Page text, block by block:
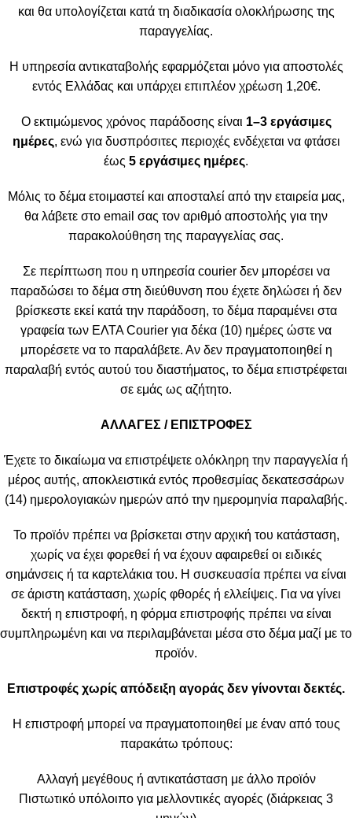
και θα υπολογίζεται κατά τη διαδικασία ολοκλήρωσης της
παραγγελίας.
Η υπηρεσία αντικαταβολής εφαρμόζεται μόνο για αποστολές
εντός Ελλάδας και υπάρχει επιπλέον χρέωση 1,20€.
Ο εκτιμώμενος χρόνος παράδοσης είναι 1–3 εργάσιμες
ημέρες, ενώ για δυσπρόσιτες περιοχές ενδέχεται να φτάσει
έως 5 εργάσιμες ημέρες.
Μόλις το δέμα ετοιμαστεί και αποσταλεί από την εταιρεία μας,
θα λάβετε στο email σας τον αριθμό αποστολής για την
παρακολούθηση της παραγγελίας σας.
Σε περίπτωση που η υπηρεσία courier δεν μπορέσει να
παραδώσει το δέμα στη διεύθυνση που έχετε δηλώσει ή δεν
βρίσκεστε εκεί κατά την παράδοση, το δέμα παραμένει στα
γραφεία των ΕΛΤΑ Courier για δέκα (10) ημέρες ώστε να
μπορέσετε να το παραλάβετε. Αν δεν πραγματοποιηθεί η
παραλαβή εντός αυτού του διαστήματος, το δέμα επιστρέφεται
σε εμάς ως αζήτητο.
ΑΛΛΑΓΕΣ / ΕΠΙΣΤΡΟΦΕΣ
Έχετε το δικαίωμα να επιστρέψετε ολόκληρη την παραγγελία ή
μέρος αυτής, αποκλειστικά εντός προθεσμίας δεκατεσσάρων
(14) ημερολογιακών ημερών από την ημερομηνία παραλαβής.
Το προϊόν πρέπει να βρίσκεται στην αρχική του κατάσταση,
χωρίς να έχει φορεθεί ή να έχουν αφαιρεθεί οι ειδικές
σημάνσεις ή τα καρτελάκια του. Η συσκευασία πρέπει να είναι
σε άριστη κατάσταση, χωρίς φθορές ή ελλείψεις. Για να γίνει
δεκτή η επιστροφή, η φόρμα επιστροφής πρέπει να είναι
συμπληρωμένη και να περιλαμβάνεται μέσα στο δέμα μαζί με το
προϊόν.
Επιστροφές χωρίς απόδειξη αγοράς δεν γίνονται δεκτές.
Η επιστροφή μπορεί να πραγματοποιηθεί με έναν από τους
παρακάτω τρόπους:
Αλλαγή μεγέθους ή αντικατάσταση με άλλο προϊόν
Πιστωτικό υπόλοιπο για μελλοντικές αγορές (διάρκειας 3